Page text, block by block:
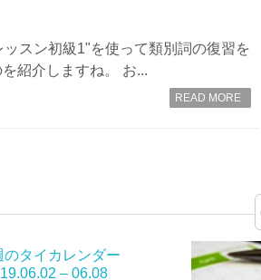
スン初級1"を使って類別詞の復習を
紹介しますね。 お...
READ MORE
のタイカレンダー
– 06.08